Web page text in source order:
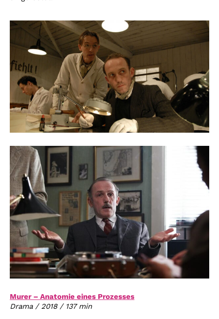
Murer – Anatomie eines Prozesses
Drama / 2018 / 137 min